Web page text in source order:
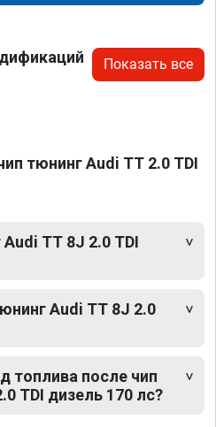
Показать все
тюнинг Audi TT 2.0 TDI
TT 8J 2.0 TDI
Audi TT 8J 2.0
топлива после чип
TDI дизель 170 лс?